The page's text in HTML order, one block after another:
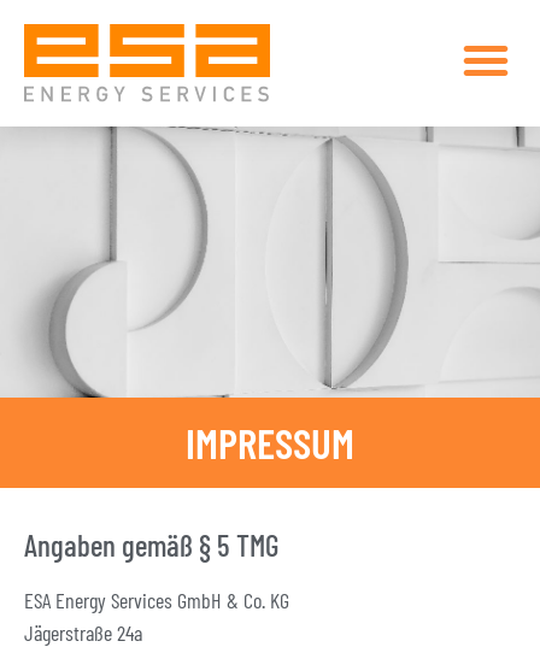
IMPRESSUM
Angaben gemäß § 5 TMG
ESA Energy Services GmbH & Co. KG
Jägerstraße 24a